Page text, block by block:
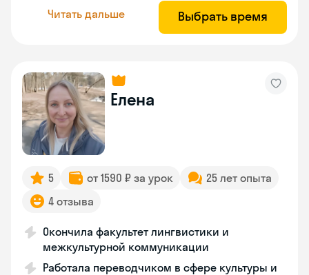
Читать дальше Выбрать время
Елена
5 от 1590 ₽ за урок
25 лет опыта
4 отзыва
Окончила факультет лингвистики и
межкультурной коммуникации
Работала переводчиком в сфере культуры и